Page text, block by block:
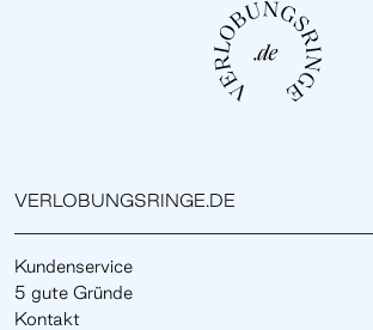
VERLOBUNGSRINGE.DE
Kundenservice
5 gute Gründe
Kontakt